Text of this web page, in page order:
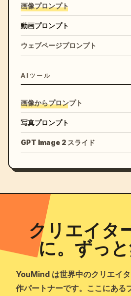
画像プロンプト
動画プロンプト
ウェブページプロンプト
AIツール
画像からプロンプト
写真プロンプト
GPT Image 2 スライド
クリエイタ
に。ずっと
YouMind は世界中のクリエイ
作パートナーです。ここにある